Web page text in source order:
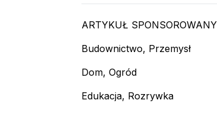
ARTYKUŁ SPONSOROWANY
Budownictwo, Przemysł
Dom, Ogród
Edukacja, Rozrywka